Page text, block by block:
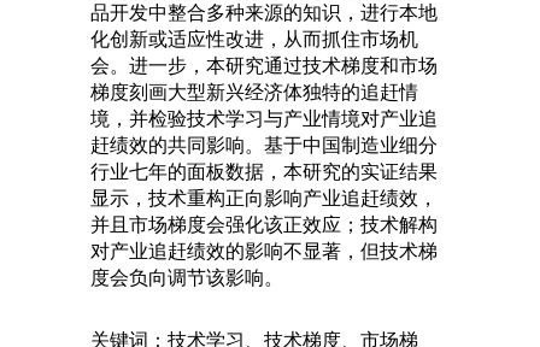
品开发中整合多种来源的知识，进行本地
化创新或适应性改进，从而抓住市场机
会。进一步，本研究通过技术梯度和市场
梯度刻画大型新兴经济体独特的追赶情
境，并检验技术学习与产业情境对产业追
赶绩效的共同影响。基于中国制造业细分
行业七年的面板数据，本研究的实证结果
显示，技术重构正向影响产业追赶绩效，
并且市场梯度会强化该正效应；技术解构
对产业追赶绩效的影响不显著，但技术梯
度会负向调节该影响。
关键词：技术学习、技术梯度、市场梯